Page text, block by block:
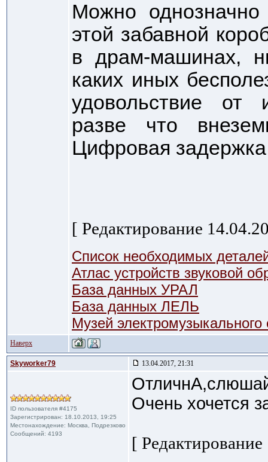
Можно
этой забавной
в драм-машинах,
каких иных
удовольствие от
разве что
Цифровая
[ Редактирование
Список необходимых
Атлас устройств звуковой
База данных УРАЛ
База данных ЛЕЛЬ
Музей
Наверх
Skyworker79 13.04.2017, 21:31
ID пользователя #4175
Зарегистрирован: 18.10.2013, 19:25
Местонахождение: Москва, Подрезково
Сообщений: 4193
Очень хочется
[